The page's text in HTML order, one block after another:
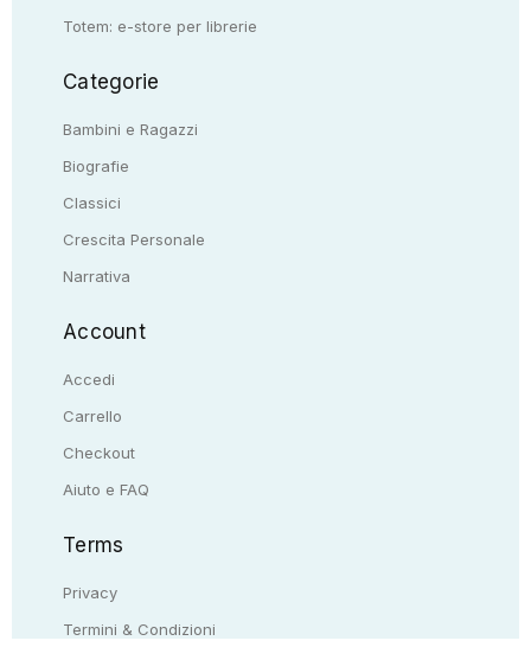
Totem: e-store per librerie
Categorie
Bambini e Ragazzi
Biografie
Classici
Crescita Personale
Narrativa
Account
Accedi
Carrello
Checkout
Aiuto e FAQ
Terms
Privacy
Termini & Condizioni